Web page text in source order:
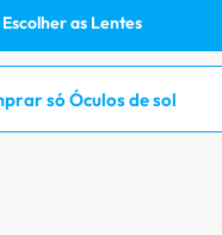
online
Escolher as Lentes
só Óculos de sol